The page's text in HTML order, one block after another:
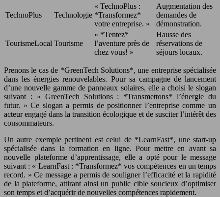
TechnoPlus Technologie
« TechnoPlus :
*Transformez*
votre entreprise. »
Augmentation des
demandes de
démonstration.
TourismeLocal Tourisme
« *Tentez*
l’aventure près de
chez vous! »
Hausse des
réservations de
séjours locaux.
Prenons le cas de *GreenTech Solutions*, une entreprise spécialisée
dans les énergies renouvelables. Pour sa campagne de lancement
d’une nouvelle gamme de panneaux solaires, elle a choisi le slogan
suivant : « GreenTech Solutions : *Transmettons* l’énergie du
futur. » Ce slogan a permis de positionner l’entreprise comme un
acteur engagé dans la transition écologique et de susciter l’intérêt des
consommateurs.
Un autre exemple pertinent est celui de *LearnFast*, une start-up
spécialisée dans la formation en ligne. Pour mettre en avant sa
nouvelle plateforme d’apprentissage, elle a opté pour le message
suivant : « LearnFast : *Transformez* vos compétences en un temps
record. » Ce message a permis de souligner l’efficacité et la rapidité
de la plateforme, attirant ainsi un public cible soucieux d’optimiser
son temps et d’acquérir de nouvelles compétences rapidement.